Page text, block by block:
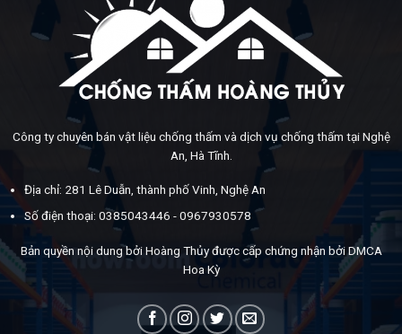
Công ty chuyên bán vật liệu chống thấm và dịch vụ chống thấm tại Nghệ
An, Hà Tĩnh.
Địa chỉ: 281 Lê Duẫn, thành phố Vinh, Nghệ An
Số điện thoại: 0385043446 - 0967930578
Bản quyền nội dung bởi Hoàng Thủy được cấp chứng nhận bởi DMCA
Hoa Kỳ